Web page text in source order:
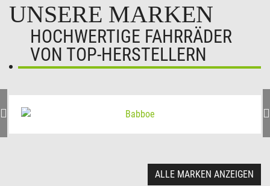
UNSERE MARKEN
HOCHWERTIGE FAHRRÄDER
VON TOP-HERSTELLERN
ALLE MARKEN ANZEIGEN